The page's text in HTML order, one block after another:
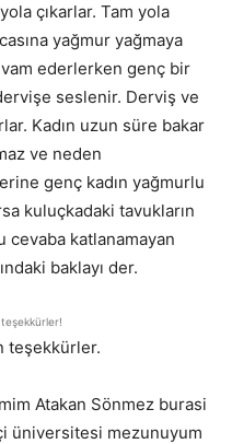
çıkarlar. Tam yola
yağmur yağmaya
ederlerken genç bir
seslenir. Derviş ve
Kadın uzun süre bakar
ve neden
genç kadın yağmurlu
kuluçkadaki tavukların
cevaba katlanamayan
baklayı der.
teşekkürler.
Atakan Sönmez burasi
üniversitesi mezunuyum